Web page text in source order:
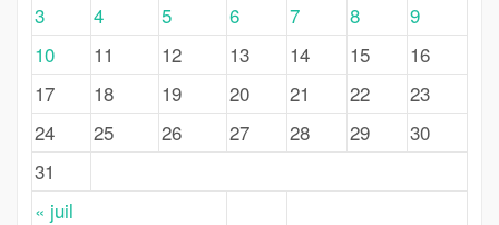
« juil
3
4 5 6 7 8
9
10
11 12 13 14 15
16
17
18 19 20 21 22
23
24
25 26 27 28 29
30
31